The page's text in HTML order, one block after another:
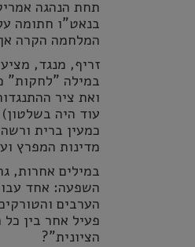
תחת הנהגה
בנאט"ו חתומה
המלחמה הקרה
זריף, מנגד,
במילה "לחקות"
ואת ציר
עוד היה
כמעין ברית
מדינות המפרץ
במילים אחרות,
השפעה: אחד
הערבים
פעיל אחר בין
הציונית"?